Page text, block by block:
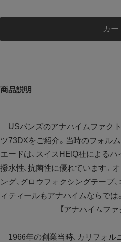
カー
商品説明
USバンズのアナハイムファク
ツ73DXをご紹介。当時のフォル
エードは、スイスHEIQ社によるハ
撥水性、抗菌性に優れています。
ング、グロウフォクシングテープ
ィティールもアナハイムならでは。
【アナハイムフ
1966年の創業当時、カリフォル